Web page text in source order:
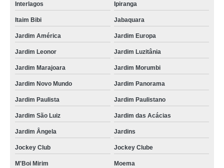
Interlagos Ipiranga
Itaim Bibi Jabaquara
Jardim América Jardim Europa
Jardim Leonor Jardim Luzitânia
Jardim Marajoara Jardim Morumbi
Jardim Novo Mundo Jardim Panorama
Jardim Paulista Jardim Paulistano
Jardim São Luiz Jardim das Acácias
Jardim Ângela Jardins
Jockey Club Jockey Clube
M'Boi Mirim Moema